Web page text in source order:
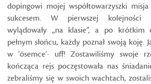
dopingowi mojej współtowarzyszki misja
sukcesem. W pierwszej kolejności
wylądowały ,,na klasie”, a po krótkim
pełnym słońcu, każdy poznał swoją koję.
w 'ósemce’- uff! Zostawiliśmy swoje
kończąca rejs poczęstowała nas
zebraliśmy się w swoich wachtach,